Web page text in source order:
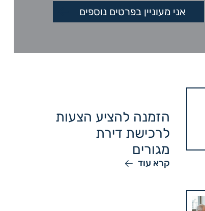
הזמנה להציע הצעות
לרכישת דירת
מגורים
קרא עוד